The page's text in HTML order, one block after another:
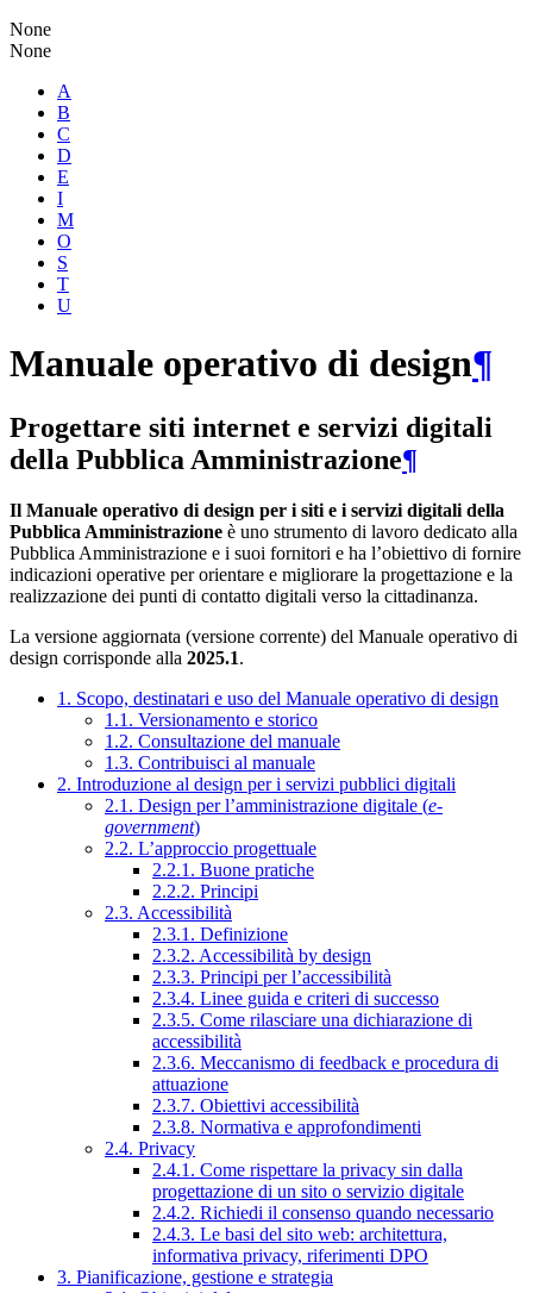
None
None
A
B
C
D
E
I
M
O
S
T
U
Manuale operativo di design¶
Progettare siti internet e servizi digitali
della Pubblica Amministrazione¶
Il Manuale operativo di design per i siti e i servizi digitali della
Pubblica Amministrazione è uno strumento di lavoro dedicato alla
Pubblica Amministrazione e i suoi fornitori e ha l’obiettivo di fornire
indicazioni operative per orientare e migliorare la progettazione e la
realizzazione dei punti di contatto digitali verso la cittadinanza.
La versione aggiornata (versione corrente) del Manuale operativo di
design corrisponde alla 2025.1.
1. Scopo, destinatari e uso del Manuale operativo di design
1.1. Versionamento e storico
1.2. Consultazione del manuale
1.3. Contribuisci al manuale
2. Introduzione al design per i servizi pubblici digitali
2.1. Design per l’amministrazione digitale (e-
government)
2.2. L’approccio progettuale
2.2.1. Buone pratiche
2.2.2. Principi
2.3. Accessibilità
2.3.1. Definizione
2.3.2. Accessibilità by design
2.3.3. Principi per l’accessibilità
2.3.4. Linee guida e criteri di successo
2.3.5. Come rilasciare una dichiarazione di
accessibilità
2.3.6. Meccanismo di feedback e procedura di
attuazione
2.3.7. Obiettivi accessibilità
2.3.8. Normativa e approfondimenti
2.4. Privacy
2.4.1. Come rispettare la privacy sin dalla
progettazione di un sito o servizio digitale
2.4.2. Richiedi il consenso quando necessario
2.4.3. Le basi del sito web: architettura,
informativa privacy, riferimenti DPO
3. Pianificazione, gestione e strategia